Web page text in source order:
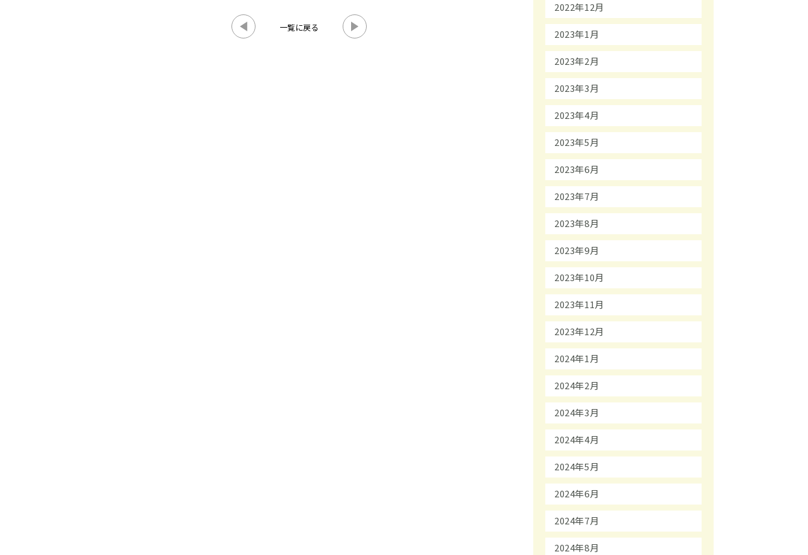
一覧に戻る
2022年12月
2023年1月
2023年2月
2023年3月
2023年4月
2023年5月
2023年6月
2023年7月
2023年8月
2023年9月
2023年10月
2023年11月
2023年12月
2024年1月
2024年2月
2024年3月
2024年4月
2024年5月
2024年6月
2024年7月
2024年8月